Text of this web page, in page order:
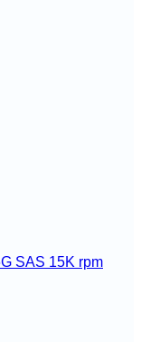
SAS 15K rpm